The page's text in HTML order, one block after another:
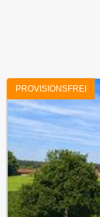
PROVISIONSFREI